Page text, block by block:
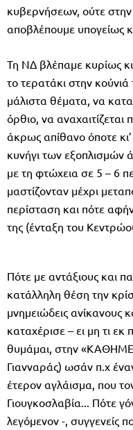
κυβερνήσεων, ούτε
αποβλέπουμε υπογείως
Τη ΝΔ βλέπαμε κυρίως
το τερατάκι στην κούνιά
μάλιστα θέματα, να
όρθιο, να αναχαιτίζεται
άκρως απίθανο όποτε
κυνήγι των εξοπλισμών
με τη φτώχεια σε 5 – 6
μαστίζονταν μέχρι
περίσταση και πότε
της (ένταξη του
Πότε με αντάξιους και
κατάλληλη θέση την
μνημειώδεις ανίκανους
καταχέρισε – ει μη τι
θυμάμαι, στην
Γιανναράς) ωσάν π.χ
έτερον αγλάισμα, που
Γιουγκοσλαβία... Πότε
λεγόμενον -, συγγενείς